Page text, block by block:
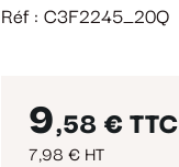
Réf : C3F2245_20Q
9,58 € TTC
7,98 € HT